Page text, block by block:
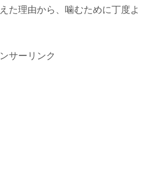
た理由から、噛むために丁度よ
サーリンク